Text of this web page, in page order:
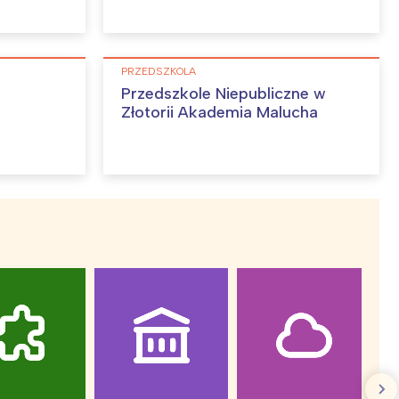
PRZEDSZKOLA
Przedszkole Niepubliczne w
Złotorii Akademia Malucha